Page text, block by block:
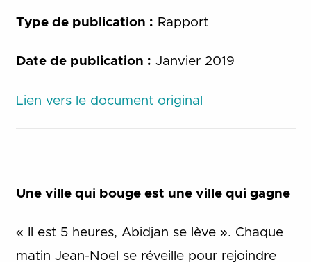
Type de publication : Rapport
Date de publication : Janvier 2019
Lien vers le document original
Une ville qui bouge est une ville qui gagne
« Il est 5 heures, Abidjan se lève ». Chaque
matin Jean-Noel se réveille pour rejoindre